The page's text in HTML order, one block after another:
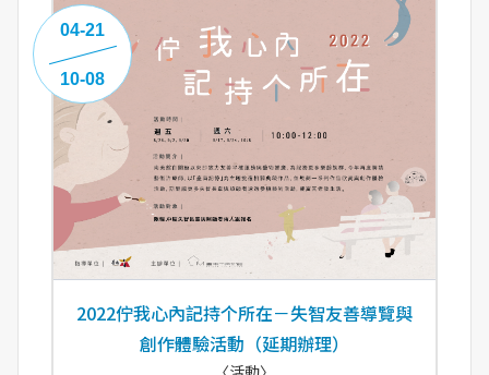
2022佇我心內記持个所在－失智友善導覽與
創作體驗活動（延期辦理）
04-21
10-08